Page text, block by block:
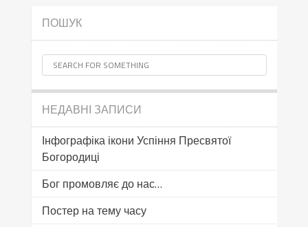
ПОШУК
НЕДАВНІ ЗАПИСИ
Інфографіка ікони Успіння Пресвятої
Богородиці
Бог промовляє до нас…
Постер на тему часу